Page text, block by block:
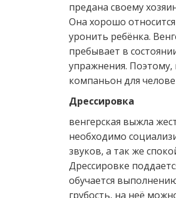
предана своему
Она хорошо
уронить ребёнка.
пребывает в
упражнения.
компаньон для
Дрессировка
венгерская выжла
необходимо
звуков, а так же
Дрессировке
обучается
грубость, на неё